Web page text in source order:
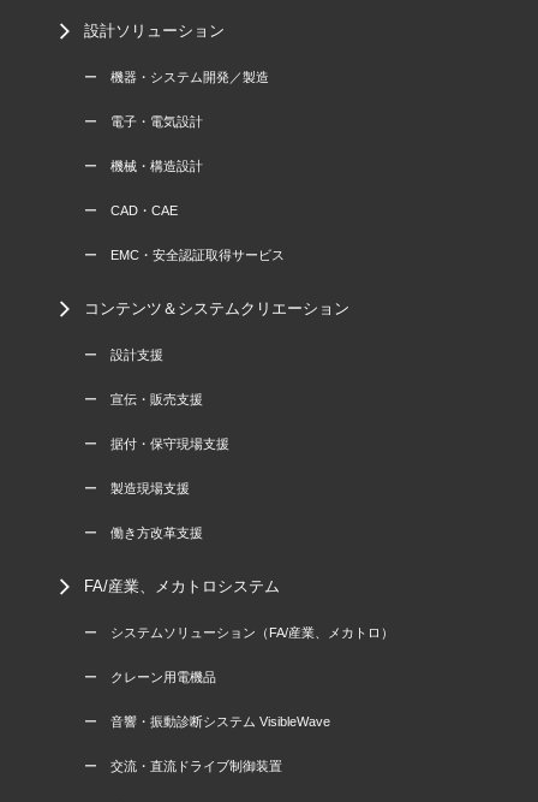
設計ソリューション
ー 機器・システム開発／製造
ー 電子・電気設計
ー 機械・構造設計
ー CAD・CAE
ー EMC・安全認証取得サービス
コンテンツ＆システムクリエーション
ー 設計支援
ー 宣伝・販売支援
ー 据付・保守現場支援
ー 製造現場支援
ー 働き方改革支援
FA/産業、メカトロシステム
ー システムソリューション（FA/産業、メカトロ）
ー クレーン用電機品
ー 音響・振動診断システム VisibleWave
ー 交流・直流ドライブ制御装置